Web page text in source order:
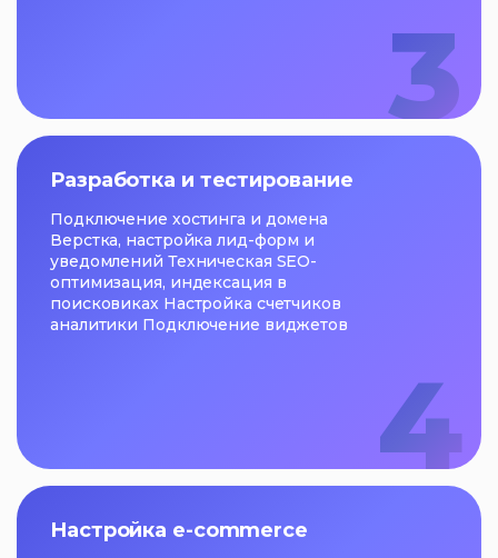
3
Разработка и тестирование
Подключение хостинга и домена
Верстка, настройка лид-форм и
уведомлений Техническая SEO-
оптимизация, индексация в
поисковиках Настройка счетчиков
аналитики Подключение виджетов
4
Настройка e-commerce